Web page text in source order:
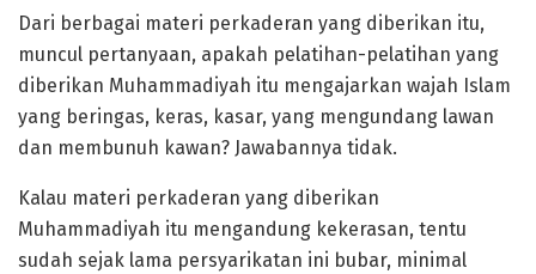
Dari berbagai materi perkaderan yang diberikan itu,
muncul pertanyaan, apakah pelatihan-pelatihan yang
diberikan Muhammadiyah itu mengajarkan wajah Islam
yang beringas, keras, kasar, yang mengundang lawan
dan membunuh kawan? Jawabannya tidak.
Kalau materi perkaderan yang diberikan
Muhammadiyah itu mengandung kekerasan, tentu
sudah sejak lama persyarikatan ini bubar, minimal